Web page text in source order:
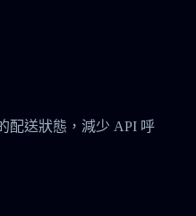
配送狀態，減少 API 呼